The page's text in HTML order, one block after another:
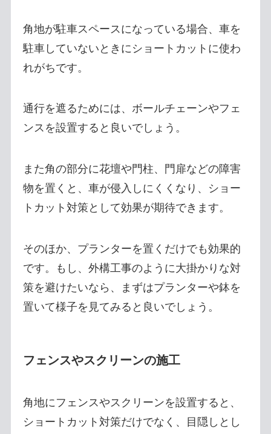
角地が駐車スペースになっている場合、車を
駐車していないときにショートカットに使わ
れがちです。
通行を遮るためには、ボールチェーンやフェ
ンスを設置すると良いでしょう。
また角の部分に花壇や門柱、門扉などの障害
物を置くと、車が侵入しにくくなり、ショー
トカット対策として効果が期待できます。
そのほか、プランターを置くだけでも効果的
です。もし、外構工事のように大掛かりな対
策を避けたいなら、まずはプランターや鉢を
置いて様子を見てみると良いでしょう。
フェンスやスクリーンの施工
角地にフェンスやスクリーンを設置すると、
ショートカット対策だけでなく、目隠しとし